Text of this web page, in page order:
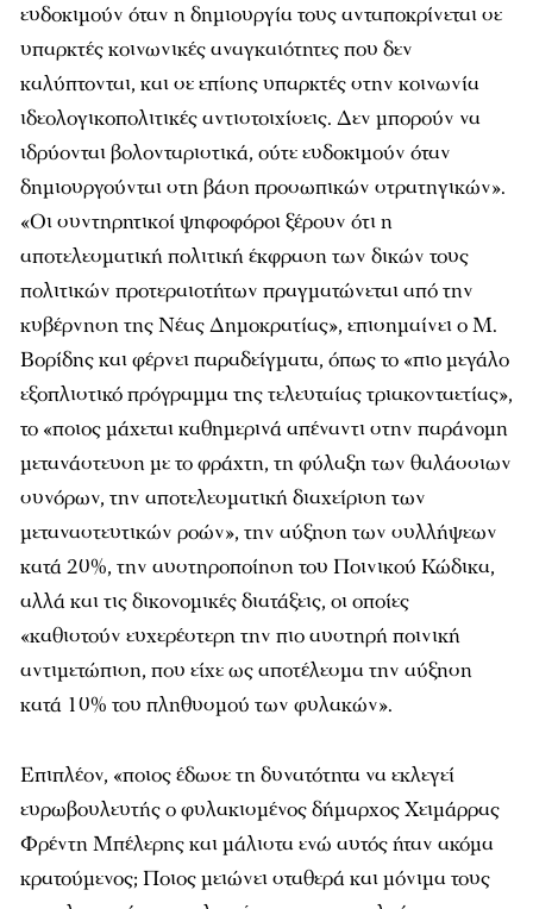
ευδοκιμούν όταν η δημιουργία τους ανταποκρίνεται σε
υπαρκτές κοινωνικές αναγκαιότητες που δεν
καλύπτονται, και σε επίσης υπαρκτές στην κοινωνία
ιδεολογικοπολιτικές αντιστοιχίσεις. Δεν μπορούν να
ιδρύονται βολονταριστικά, ούτε ευδοκιμούν όταν
δημιουργούνται στη βάση προσωπικών στρατηγικών».
«Οι συντηρητικοί ψηφοφόροι ξέρουν ότι η
αποτελεσματική πολιτική έκφραση των δικών τους
πολιτικών προτεραιοτήτων πραγματώνεται από την
κυβέρνηση της Νέας Δημοκρατίας», επισημαίνει ο Μ.
Βορίδης και φέρνει παραδείγματα, όπως το «πιο μεγάλο
εξοπλιστικό πρόγραμμα της τελευταίας τριακονταετίας»,
το «ποιος μάχεται καθημερινά απέναντι στην παράνομη
μετανάστευση με το φράχτη, τη φύλαξη των θαλάσσιων
συνόρων, την αποτελεσματική διαχείριση των
μεταναστευτικών ροών», την αύξηση των συλλήψεων
κατά 20%, την αυστηροποίηση του Ποινικού Κώδικα,
αλλά και τις δικονομικές διατάξεις, οι οποίες
«καθιστούν ευχερέστερη την πιο αυστηρή ποινική
αντιμετώπιση, που είχε ως αποτέλεσμα την αύξηση
κατά 10% του πληθυσμού των φυλακών».
Επιπλέον, «ποιος έδωσε τη δυνατότητα να εκλεγεί
ευρωβουλευτής ο φυλακισμένος δήμαρχος Χειμάρρας
Φρέντη Μπέλερης και μάλιστα ενώ αυτός ήταν ακόμα
κρατούμενος; Ποιος μειώνει σταθερά και μόνιμα τους